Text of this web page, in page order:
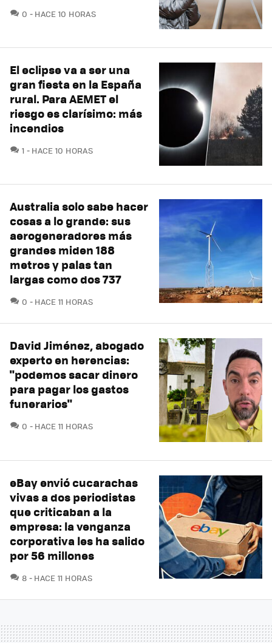
0 COMENTARIOS
HACE 10 HORAS
El eclipse va a ser una
gran fiesta en la España
rural. Para AEMET el
riesgo es clarísimo: más
incendios
1 COMENTARIOS
HACE 10 HORAS
Australia solo sabe hacer
cosas a lo grande: sus
aerogeneradores más
grandes miden 188
metros y palas tan
largas como dos 737
0 COMENTARIOS
HACE 11 HORAS
David Jiménez, abogado
experto en herencias:
"podemos sacar dinero
para pagar los gastos
funerarios"
0 COMENTARIOS
HACE 11 HORAS
eBay envió cucarachas
vivas a dos periodistas
que criticaban a la
empresa: la venganza
corporativa les ha salido
por 56 millones
8 COMENTARIOS
HACE 11 HORAS